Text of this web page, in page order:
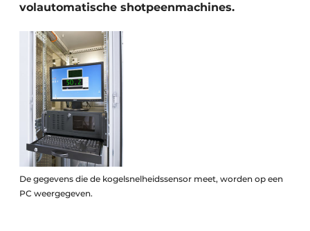
volautomatische shotpeenmachines.
De gegevens die de kogelsnelheidssensor meet, worden op een
PC weergegeven.